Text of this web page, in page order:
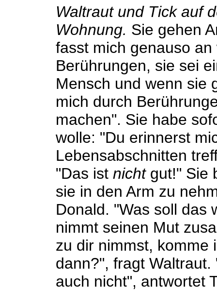
Waltraut und Tick auf
Wohnung. Sie gehen
fasst mich genauso
Berührungen, sie sei
Mensch und wenn sie
mich durch
machen". Sie habe
wolle: "Du erinnerst
Lebensabschnitten
"Das ist nichtgut!" Sie
sie in den Arm zu
Donald. "Was soll das
nimmt seinen Mut
zu dir nimmst, komme
dann?", fragt
auch nicht", antwortet